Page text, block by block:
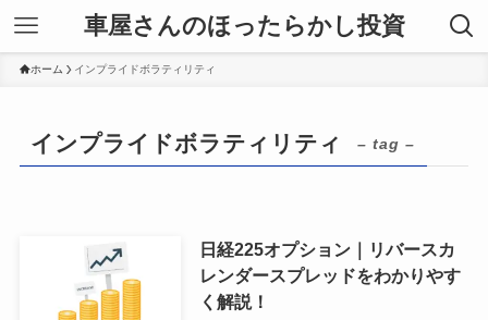
車屋さんのほったらかし投資
ホーム インプライドボラティリティ
インプライドボラティリティ – tag –
日経225オプション｜リバースカ
レンダースプレッドをわかりやす
く解説！